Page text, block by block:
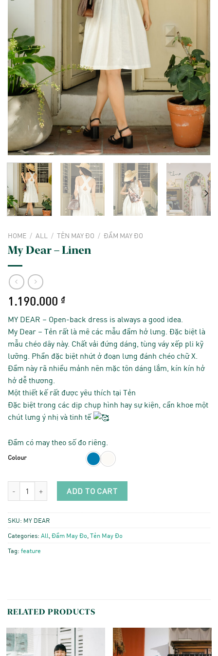
HOME / ALL / TẺN MAY ĐO / ĐẦM MAY ĐO
My Dear – Linen
1.190.000 ₫
MY DEAR – Open-back dress is always a good idea.
My Dear – Tẻn rất là mê các mẫu đầm hở lưng. Đặc biệt là
mẫu chéo dây này. Chất vải đứng dáng, tùng váy xếp pli kỹ
lưỡng. Phần đặc biệt nhứt ở đoạn lưng đánh chéo chữ X.
Đầm này rã nhiều mảnh nên mặc tôn dáng lắm, kín kín hở
hở dễ thương.
Một thiết kế rất được yêu thích tại Tẻn
Đặc biệt trong các dịp chụp hình hay sự kiện, cần khoe một
chút lưng ý nhị và tinh tế
Đầm có may theo số đo riêng.
Colour
My Dear - Linen quantityADD TO CART
SKU: MY DEAR
Categories: All,Đầm May Đo,Tẻn May Đo
Tag: feature
RELATED PRODUCTS